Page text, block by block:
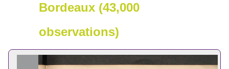
Bordeaux (43,000
observations)